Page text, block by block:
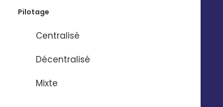
Pilotage
Centralisé
Décentralisé
Mixte
Checklist Story